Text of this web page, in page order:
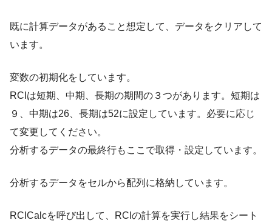
既に計算データがあること想定して、データをクリアして
います。
変数の初期化をしています。
RCIは短期、中期、長期の期間の３つがあります。短期は
９、中期は26、長期は52に設定しています。必要に応じ
て変更してください。
分析するデータの最終行もここで取得・設定しています。
分析するデータをセルから配列に格納しています。
RCICalcを呼び出して、RCIの計算を実行し結果をシート